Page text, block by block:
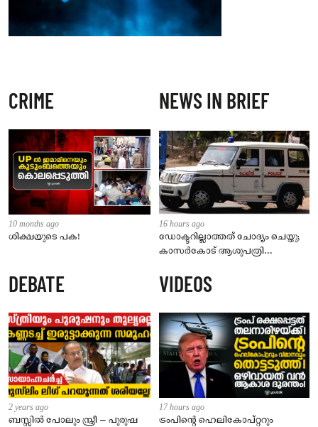
CRIME
10 months ago
ശിക്ഷയുടെ പക!
NEWS IN BRIEF
16 hours ago
ഡോക്ടറില്ലാത്തത് ചോദ്യം ചെയ്തു;
കാസർകോട് ആശുപത്രി
നാട്ടുകാർക്കെതിരെ കേസ്
DEBATE
2 years ago
ബസ്സിൽ പോലും സ്ത്രീ – പുരുഷ
VIDEOS
17 hours ago
ട്രംപിന്റെ ഹെലികോപ്റ്ററും